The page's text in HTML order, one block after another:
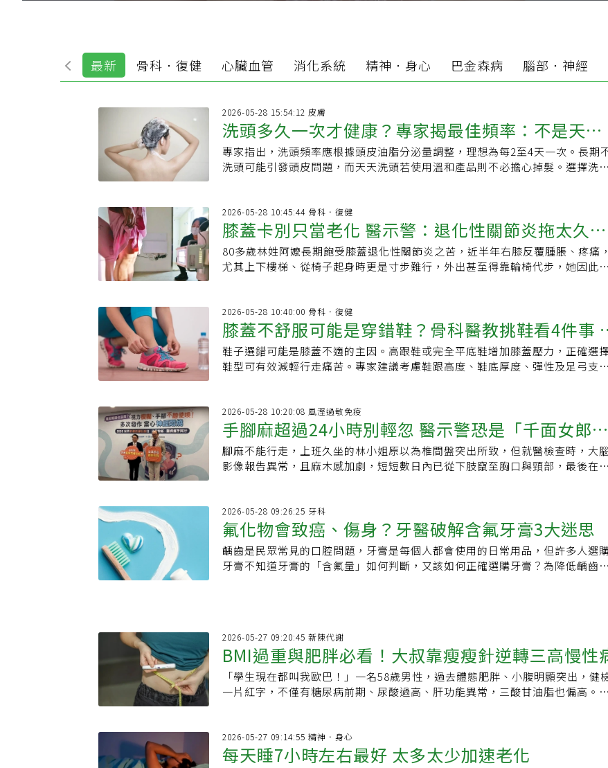
最新 骨科．復健 心臟血管 消化系統 精神．身心 巴金森病 腦部．神經
2026-05-28 15:54:12 皮膚
洗頭多久一次才健康？專家揭最佳頻率：不是天天
洗或少洗就好
專家指出，洗頭頻率應根據頭皮油脂分泌量調整，理想為每2至4天一次。長期
洗頭可能引發頭皮問題，而天天洗頭若使用溫和產品則不必擔心掉髮。選擇洗髮
2026-05-28 10:45:44 骨科．復健
膝蓋卡別只當老化 醫示警：退化性關節炎拖太久恐
變形、失能
80多歲林姓阿嬤長期飽受膝蓋退化性關節炎之苦，近半年右膝反覆腫脹、疼痛，
尤其上下樓梯、從椅子起身時更是寸步難行，外出甚至得靠輪椅代步，她因此逐
2026-05-28 10:40:00 骨科．復健
膝蓋不舒服可能是穿錯鞋？骨科醫教挑鞋看4件事
對鞋才能分散膝蓋承受力
鞋子選錯可能是膝蓋不適的主因。高跟鞋或完全平底鞋增加膝蓋壓力，正確選
鞋型可有效減輕行走痛苦。專家建議考慮鞋跟高度、鞋底厚度、彈性及足弓支
2026-05-28 10:20:08 風溼過敏免疫
手腳麻超過24小時別輕忽 醫示警恐是「千面女郎」
上身
腳麻不能行走，上班久坐的林小姐原以為椎間盤突出所致，但就醫檢查時，大
影像報告異常，且麻木感加劇，短短數日內已從下肢竄至胸口與頸部，最後在神
2026-05-28 09:26:25 牙科
氟化物會致癌、傷身？牙醫破解含氟牙膏3大迷思
齲齒是民眾常見的口腔問題，牙膏是每個人都會使用的日常用品，但許多人選
牙膏不知道牙膏的「含氟量」如何判斷，又該如何正確選購牙膏？為降低齲齒發
2026-05-27 09:20:45 新陳代謝
BMI過重與肥胖必看！大叔靠瘦瘦針逆轉三高慢性
「學生現在都叫我歐巴！」一名58歲男性，過去體態肥胖、小腹明顯突出，健
一片紅字，不僅有糖尿病前期、尿酸過高、肝功能異常，三酸甘油脂也偏高。經
2026-05-27 09:14:55 精神．身心
每天睡7小時左右最好 太多太少加速老化